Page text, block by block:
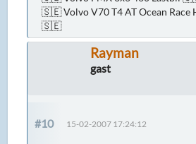
🇸🇪 Volvo V70 T4 AT Ocean Race
🇸🇪
Rayman
gast
#10 15-02-2007 17:24:12